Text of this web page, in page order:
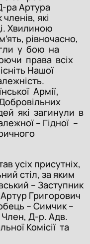
ра Артура
які
Хвилиною
рівночасно,
у бою на
права всіх
Нашої
Армії,
які загинули в
– Гідної –
усіх присутніх,
стіл, за яким
– Заступник
Григорович
– Симчик –
Д-р. Адв.
Комісії та